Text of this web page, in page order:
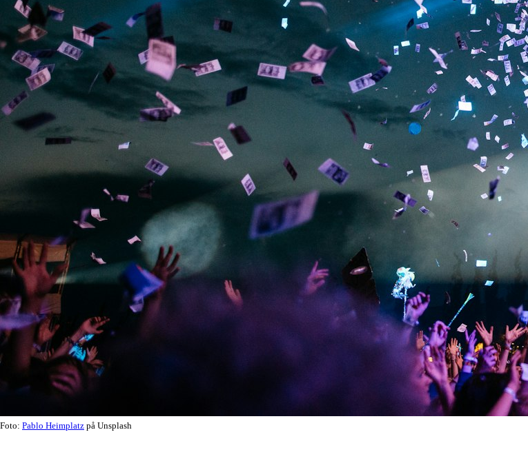
Foto: Pablo Heimplatz på Unsplash